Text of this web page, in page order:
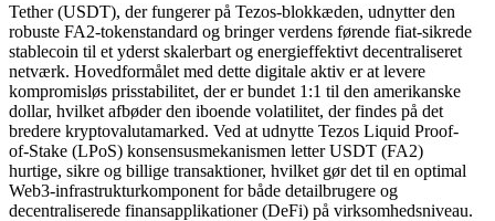
Tether (USDT), der fungerer på Tezos-blokkæden, udnytter den
robuste FA2-tokenstandard og bringer verdens førende fiat-sikrede
stablecoin til et yderst skalerbart og energieffektivt decentraliseret
netværk. Hovedformålet med dette digitale aktiv er at levere
kompromisløs prisstabilitet, der er bundet 1:1 til den amerikanske
dollar, hvilket afbøder den iboende volatilitet, der findes på det
bredere kryptovalutamarked. Ved at udnytte Tezos Liquid Proof-
of-Stake (LPoS) konsensusmekanismen letter USDT (FA2)
hurtige, sikre og billige transaktioner, hvilket gør det til en optimal
Web3-infrastrukturkomponent for både detailbrugere og
decentraliserede finansapplikationer (DeFi) på virksomhedsniveau.